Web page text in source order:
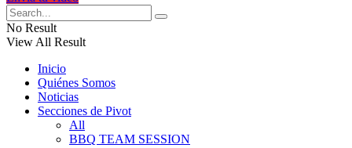
No Result
View All Result
Inicio
Quiénes Somos
Noticias
Secciones de Pivot
All
BBQ TEAM SESSION